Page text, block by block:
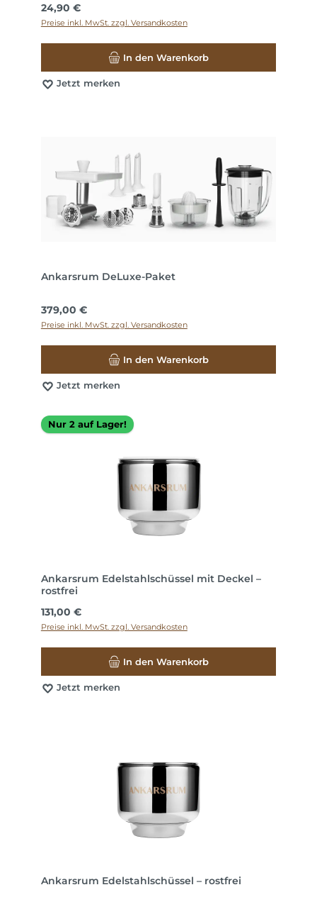
Regulärer Preis:
24,90 €
Preise inkl. MwSt. zzgl. Versandkosten
In den Warenkorb
Jetzt merken
Ankarsrum DeLuxe-Paket
Regulärer Preis:
379,00 €
Preise inkl. MwSt. zzgl. Versandkosten
In den Warenkorb
Jetzt merken
Nur 2 auf Lager!
Ankarsrum Edelstahlschüssel mit Deckel –
rostfrei
Regulärer Preis:
131,00 €
Preise inkl. MwSt. zzgl. Versandkosten
In den Warenkorb
Jetzt merken
Ankarsrum Edelstahlschüssel – rostfrei